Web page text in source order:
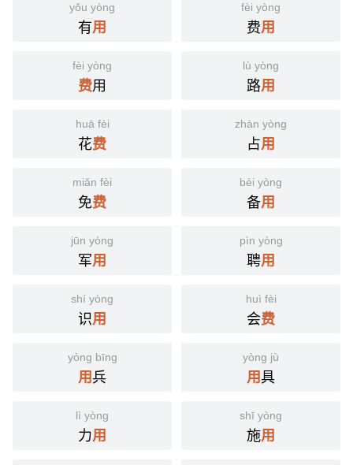
yǒu yòng
有用
fèi yòng
费用
fèi yòng
费用
lù yòng
路用
huā fèi
花费
zhàn yòng
占用
miǎn fèi
免费
bèi yòng
备用
jūn yòng
军用
pìn yòng
聘用
shí yòng
识用
huì fèi
会费
yòng bīng
用兵
yòng jù
用具
lì yòng
力用
shī yòng
施用